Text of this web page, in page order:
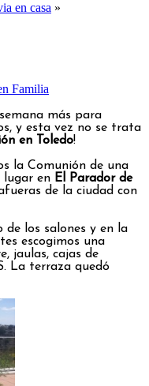
en casa »
Familia
más para
y esta vez no se trata
en Toledo!
la Comunión de una
lugar en El Parador de
de la ciudad con
de los salones y en la
escogimos una
jaulas, cajas de
La terraza quedó